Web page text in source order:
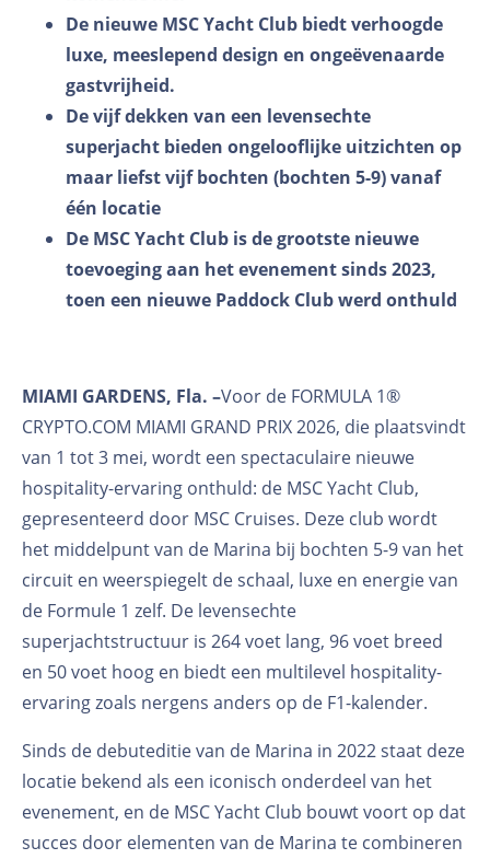
De nieuwe MSC Yacht Club biedt verhoogde
luxe, meeslepend design en ongeëvenaarde
gastvrijheid.
De vijf dekken van een levensechte
superjacht bieden ongelooflijke uitzichten op
maar liefst vijf bochten (bochten 5-9) vanaf
één locatie
De MSC Yacht Club is de grootste nieuwe
toevoeging aan het evenement sinds 2023,
toen een nieuwe Paddock Club werd onthuld
MIAMI GARDENS, Fla. –Voor de FORMULA 1®
CRYPTO.COM MIAMI GRAND PRIX 2026, die plaatsvindt
van 1 tot 3 mei, wordt een spectaculaire nieuwe
hospitality-ervaring onthuld: de MSC Yacht Club,
gepresenteerd door MSC Cruises. Deze club wordt
het middelpunt van de Marina bij bochten 5-9 van het
circuit en weerspiegelt de schaal, luxe en energie van
de Formule 1 zelf. De levensechte
superjachtstructuur is 264 voet lang, 96 voet breed
en 50 voet hoog en biedt een multilevel hospitality-
ervaring zoals nergens anders op de F1-kalender.
Sinds de debuteditie van de Marina in 2022 staat deze
locatie bekend als een iconisch onderdeel van het
evenement, en de MSC Yacht Club bouwt voort op dat
succes door elementen van de Marina te combineren